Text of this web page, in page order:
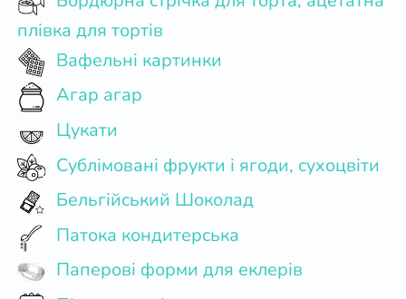
плівка для тортів
Вафельні картинки
Агар агар
Цукати
Сублімовані фрукти і ягоди, сухоцвіти
Бельгійський Шоколад
Патока кондитерська
Паперові форми для еклерів